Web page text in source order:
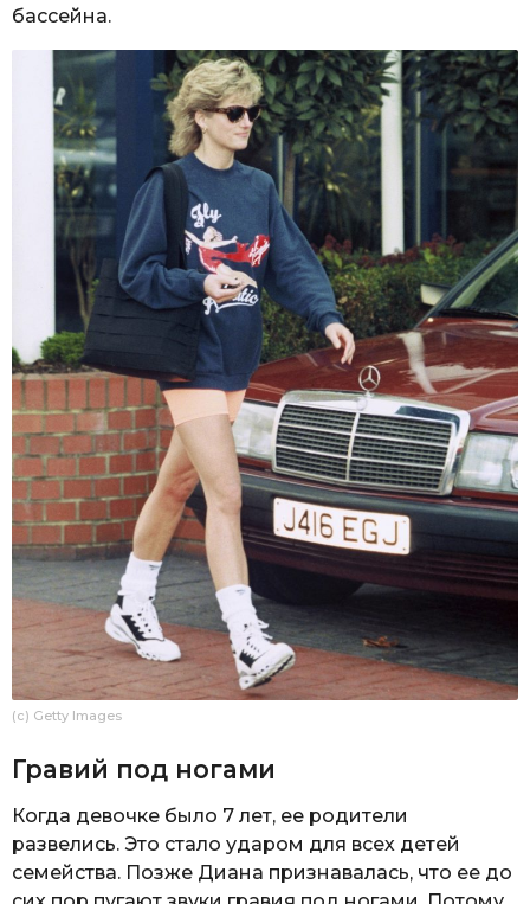
бассейна.
(c) Getty Images
Гравий под ногами
Когда девочке было 7 лет, ее родители
развелись. Это стало ударом для всех детей
семейства. Позже Диана признавалась, что ее до